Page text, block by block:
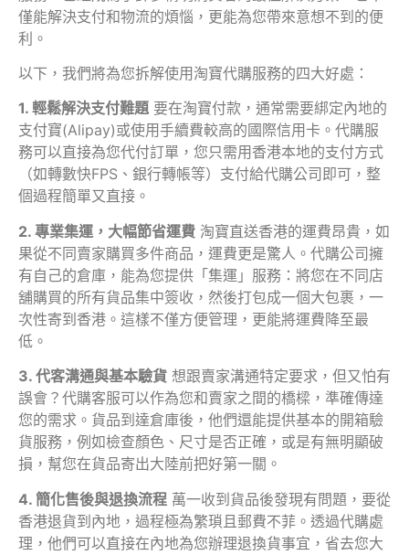
僅能解決支付和物流的煩惱，更能為您帶來意想不到的便
利。
以下，我們將為您拆解使用淘寶代購服務的四大好處：
1. 輕鬆解決支付難題 要在淘寶付款，通常需要綁定內地的
支付寶(Alipay)或使用手續費較高的國際信用卡。代購服
務可以直接為您代付訂單，您只需用香港本地的支付方式
（如轉數快FPS、銀行轉帳等）支付給代購公司即可，整
個過程簡單又直接。
2. 專業集運，大幅節省運費 淘寶直送香港的運費昂貴，如
果從不同賣家購買多件商品，運費更是驚人。代購公司擁
有自己的倉庫，能為您提供「集運」服務：將您在不同店
舖購買的所有貨品集中簽收，然後打包成一個大包裹，一
次性寄到香港。這樣不僅方便管理，更能將運費降至最
低。
3. 代客溝通與基本驗貨 想跟賣家溝通特定要求，但又怕有
誤會？代購客服可以作為您和賣家之間的橋樑，準確傳達
您的需求。貨品到達倉庫後，他們還能提供基本的開箱驗
貨服務，例如檢查顏色、尺寸是否正確，或是有無明顯破
損，幫您在貨品寄出大陸前把好第一關。
4. 簡化售後與退換流程 萬一收到貨品後發現有問題，要從
香港退貨到內地，過程極為繁瑣且郵費不菲。透過代購處
理，他們可以直接在內地為您辦理退換貨事宜，省去您大